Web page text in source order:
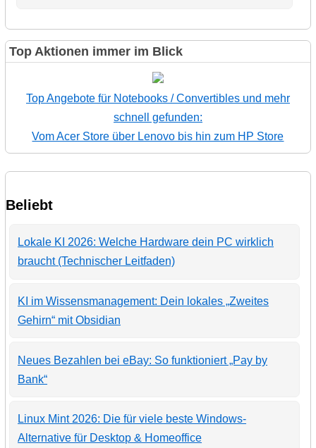
Top Aktionen immer im Blick
Top Angebote für Notebooks / Convertibles und mehr
schnell gefunden:
Vom Acer Store über Lenovo bis hin zum HP Store
Beliebt
Lokale KI 2026: Welche Hardware dein PC wirklich
braucht (Technischer Leitfaden)
KI im Wissensmanagement: Dein lokales „Zweites
Gehirn“ mit Obsidian
Neues Bezahlen bei eBay: So funktioniert „Pay by
Bank“
Linux Mint 2026: Die für viele beste Windows-
Alternative für Desktop & Homeoffice